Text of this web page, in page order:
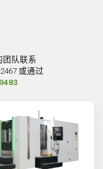
团队联系
或通过